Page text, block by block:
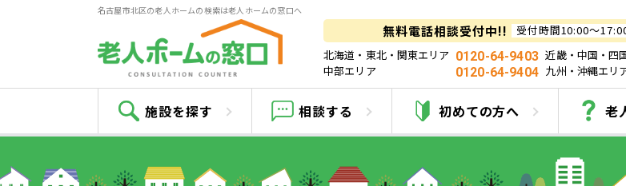
名古屋市北区の老人ホームの検索は老人ホームの窓口へ
無料電話相談受付中!!
受付時間10:00～
北海道・東北・関東エリア 0120-64-9403 近畿・中国・四
中部エリア
0120-64-9404 九州・沖縄エリ
施設を探す 相談する 初めての方へ 老
名古屋市北区の有料老